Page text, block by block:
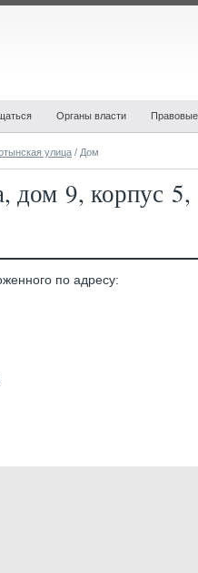
Органы власти
улица / Дом
дом 9, корпус 5,
по адресу: